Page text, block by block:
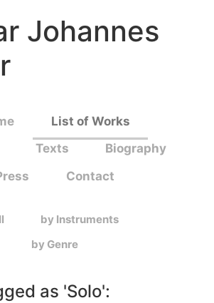
Johannes
List of Works
Texts
Biography
Contact
by Instruments
by Genre
as 'Solo':